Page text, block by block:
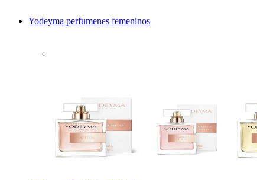
Yodeyma perfumenes femeninos